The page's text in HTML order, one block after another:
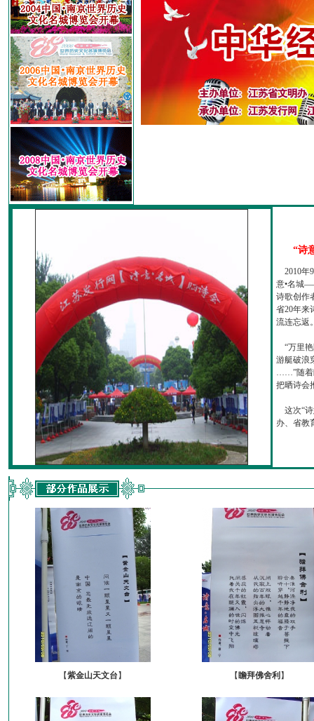
“诗
2010年
意•名城
诗歌创作
省20年来
流连忘返
“万里艳
游艇破浪
……”随着
把晒诗会
这次“诗
办、省教
【紫金山天文台】 【 瞻拜佛舍利 】